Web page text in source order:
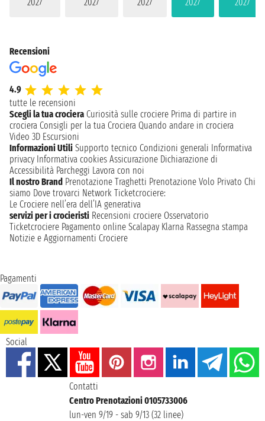
Recensioni
4.9
tutte le recensioni
Scegli la tua crociera Curiosità sulle crociere Prima di partire in
crociera Consigli per la tua Crociera Quando andare in crociera
Video 3D Escursioni
Informazioni Utili Supporto tecnico Condizioni generali Informativa
privacy Informativa cookies Assicurazione Dichiarazione di
Accessibilità Parcheggi Lavora con noi
Il nostro Brand Prenotazione Traghetti Prenotazione Volo Privato Chi
siamo Dove trovarci Network Ticketcrociere:
Le Crociere nell’era dell’IA generativa
servizi per i crocieristi Recensioni crociere Osservatorio
Ticketcrociere Pagamento online Scalapay Klarna Rassegna stampa
Notizie e Aggiornamenti Crociere
Pagamenti
Social
Contatti
Centro Prenotazioni 0105733006
lun-ven 9/19 - sab 9/13 (32 linee)